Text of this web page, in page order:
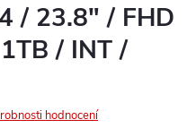
/ 23.8" / FHD
/ INT /
hodnocení